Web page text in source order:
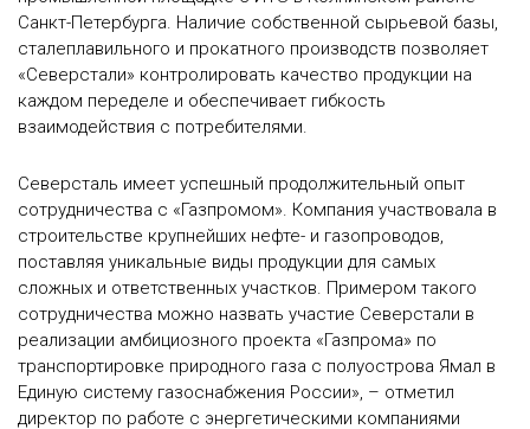
Санкт-Петербурга. Наличие собственной сырьевой базы,
сталеплавильного и прокатного производств позволяет
«Северстали» контролировать качество продукции на
каждом переделе и обеспечивает гибкость
взаимодействия с потребителями.
Северсталь имеет успешный продолжительный опыт
сотрудничества с «Газпромом». Компания участвовала в
строительстве крупнейших нефте- и газопроводов,
поставляя уникальные виды продукции для самых
сложных и ответственных участков. Примером такого
сотрудничества можно назвать участие Северстали в
реализации амбициозного проекта «Газпрома» по
транспортировке природного газа с полуострова Ямал в
Единую систему газоснабжения России», – отметил
директор по работе с энергетическими компаниями